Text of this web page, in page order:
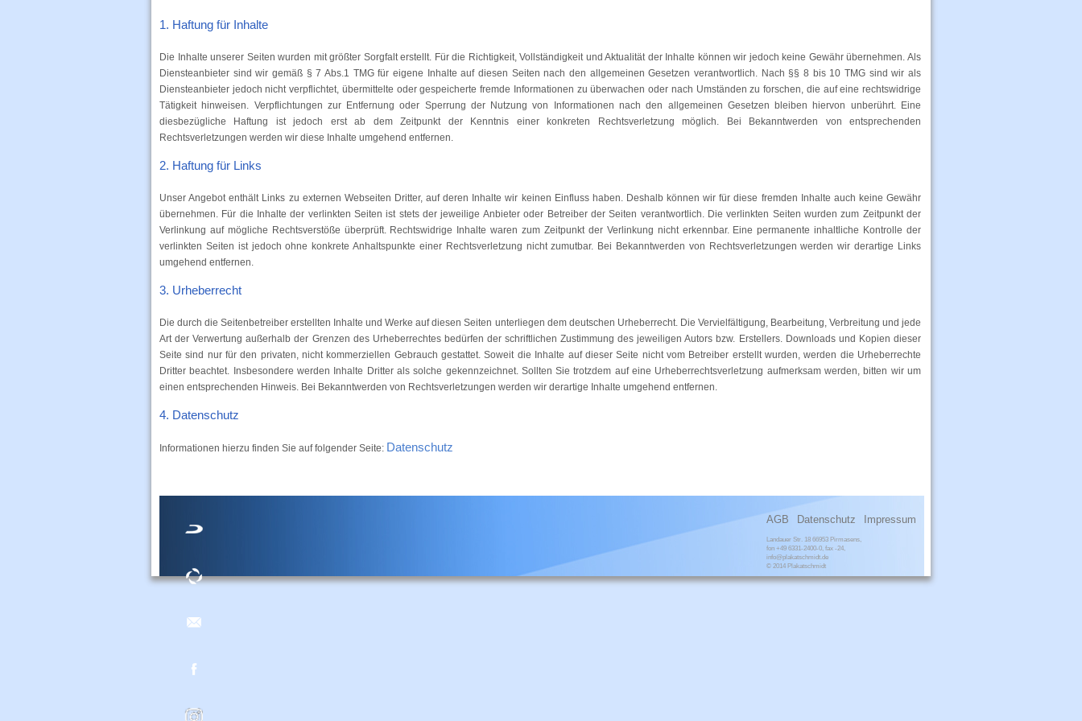
1. Haftung für Inhalte
Die Inhalte unserer Seiten wurden mit größter Sorgfalt erstellt. Für die Richtigkeit, Vollständigkeit und Aktualität der Inhalte können wir jedoch keine Gewähr übernehmen. Als
Diensteanbieter sind wir gemäß § 7 Abs.1 TMG für eigene Inhalte auf diesen Seiten nach den allgemeinen Gesetzen verantwortlich. Nach §§ 8 bis 10 TMG sind wir als
Diensteanbieter jedoch nicht verpflichtet, übermittelte oder gespeicherte fremde Informationen zu überwachen oder nach Umständen zu forschen, die auf eine rechtswidrige
Tätigkeit hinweisen. Verpflichtungen zur Entfernung oder Sperrung der Nutzung von Informationen nach den allgemeinen Gesetzen bleiben hiervon unberührt. Eine
diesbezügliche Haftung ist jedoch erst ab dem Zeitpunkt der Kenntnis einer konkreten Rechtsverletzung möglich. Bei Bekanntwerden von entsprechenden
Rechtsverletzungen werden wir diese Inhalte umgehend entfernen.
2. Haftung für Links
Unser Angebot enthält Links zu externen Webseiten Dritter, auf deren Inhalte wir keinen Einfluss haben. Deshalb können wir für diese fremden Inhalte auch keine Gewähr
übernehmen. Für die Inhalte der verlinkten Seiten ist stets der jeweilige Anbieter oder Betreiber der Seiten verantwortlich. Die verlinkten Seiten wurden zum Zeitpunkt der
Verlinkung auf mögliche Rechtsverstöße überprüft. Rechtswidrige Inhalte waren zum Zeitpunkt der Verlinkung nicht erkennbar. Eine permanente inhaltliche Kontrolle der
verlinkten Seiten ist jedoch ohne konkrete Anhaltspunkte einer Rechtsverletzung nicht zumutbar. Bei Bekanntwerden von Rechtsverletzungen werden wir derartige Links
umgehend entfernen.
3. Urheberrecht
Die durch die Seitenbetreiber erstellten Inhalte und Werke auf diesen Seiten unterliegen dem deutschen Urheberrecht. Die Vervielfältigung, Bearbeitung, Verbreitung und jede
Art der Verwertung außerhalb der Grenzen des Urheberrechtes bedürfen der schriftlichen Zustimmung des jeweiligen Autors bzw. Erstellers. Downloads und Kopien dieser
Seite sind nur für den privaten, nicht kommerziellen Gebrauch gestattet. Soweit die Inhalte auf dieser Seite nicht vom Betreiber erstellt wurden, werden die Urheberrechte
Dritter beachtet. Insbesondere werden Inhalte Dritter als solche gekennzeichnet. Sollten Sie trotzdem auf eine Urheberrechtsverletzung aufmerksam werden, bitten wir um
einen entsprechenden Hinweis. Bei Bekanntwerden von Rechtsverletzungen werden wir derartige Inhalte umgehend entfernen.
4. Datenschutz
Informationen hierzu finden Sie auf folgender Seite: Datenschutz
AGB Datenschutz Impressum
Landauer Str. 18 66953 Pirmasens,
fon +49 6331-2400-0, fax -24,
info@plakatschmidt.de
© 2014 Plakatschmidt